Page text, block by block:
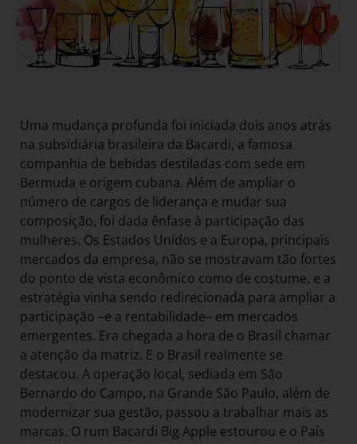
Uma mudança profunda foi iniciada dois anos atrás
na subsidiária brasileira da Bacardi, a famosa
companhia de bebidas destiladas com sede em
Bermuda e origem cubana. Além de ampliar o
número de cargos de liderança e mudar sua
composição, foi dada ênfase à participação das
mulheres. Os Estados Unidos e a Europa, principais
mercados da empresa, não se mostravam tão fortes
do ponto de vista econômico como de costume, e a
estratégia vinha sendo redirecionada para ampliar a
participação –e a rentabilidade– em mercados
emergentes. Era chegada a hora de o Brasil chamar
a atenção da matriz. E o Brasil realmente se
destacou. A operação local, sediada em São
Bernardo do Campo, na Grande São Paulo, além de
modernizar sua gestão, passou a trabalhar mais as
marcas. O rum Bacardi Big Apple estourou e o País